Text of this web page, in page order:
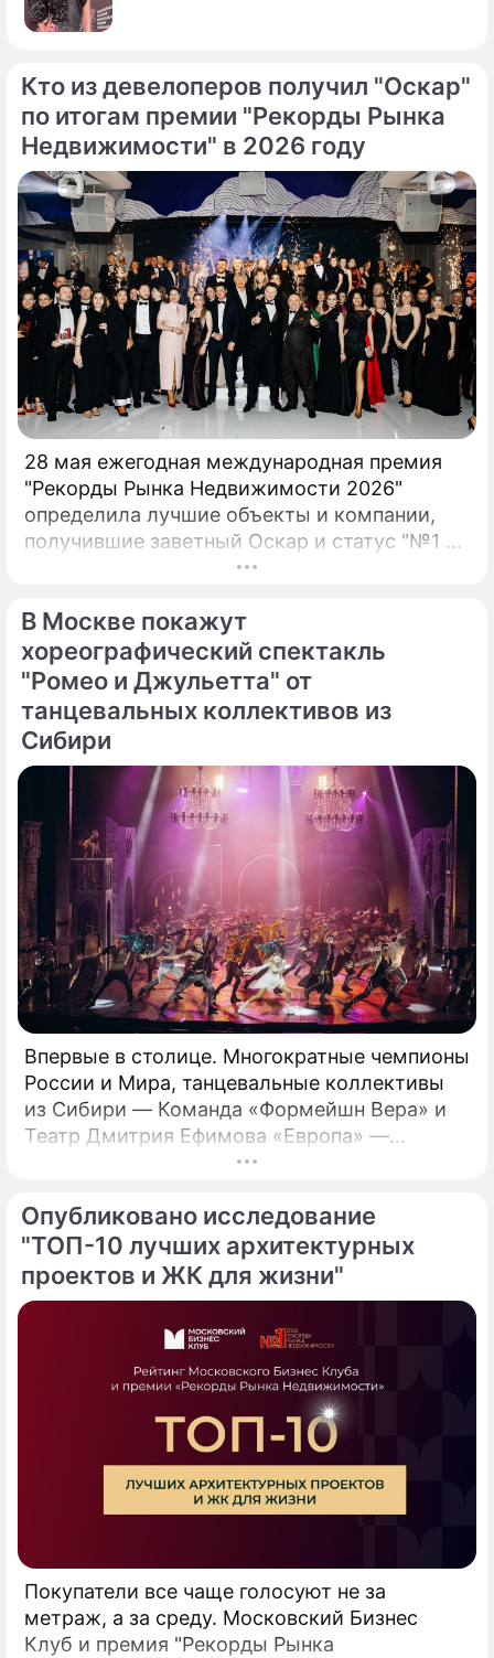
Кто из девелоперов получил "Оскар"
по итогам премии "Рекорды Рынка
Недвижимости" в 2026 году
28 мая ежегодная международная премия
"Рекорды Рынка Недвижимости 2026"
определила лучшие объекты и компании,
получившие заветный Оскар и статус "№1 на
рынке недвижимости". 17 сезон главной
доказал: рынок живет рекордами.
В Москве покажут
хореографический спектакль
"Ромео и Джульетта" от
танцевальных коллективов из
Сибири
Впервые в столице. Многократные чемпионы
России и Мира, танцевальные коллективы
из Сибири — Команда «Формейшн Вера» и
Театр Дмитрия Ефимова «Европа» —
представляют хореографический спектакль
Опубликовано исследование
"ТОП-10 лучших архитектурных
проектов и ЖК для жизни"
Покупатели все чаще голосуют не за
метраж, а за среду. Московский Бизнес
Клуб и премия "Рекорды Рынка